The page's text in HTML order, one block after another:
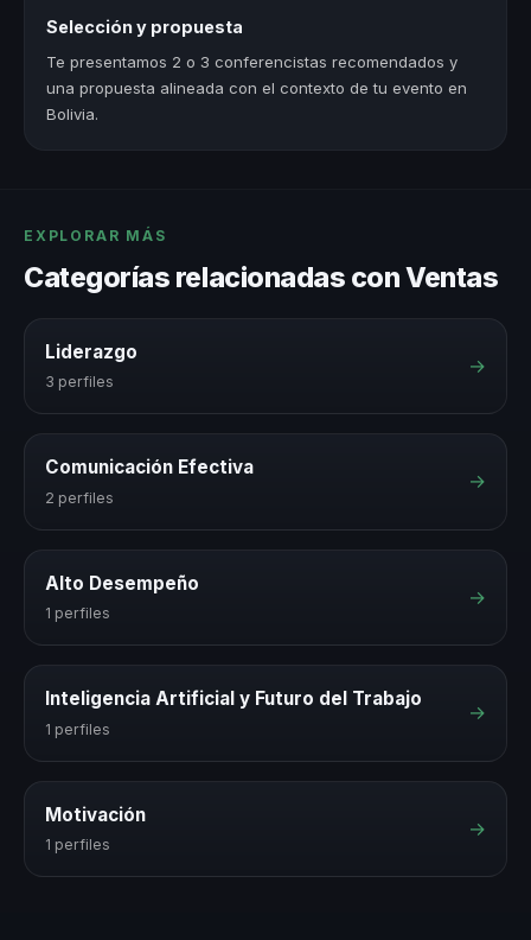
Selección y propuesta
Te presentamos 2 o 3 conferencistas recomendados y
una propuesta alineada con el contexto de tu evento en
Bolivia.
EXPLORAR MÁS
Categorías relacionadas con Ventas
Liderazgo
3 perfiles
→
Comunicación Efectiva
2 perfiles
→
Alto Desempeño
1 perfiles
→
Inteligencia Artificial y Futuro del Trabajo
1 perfiles
→
Motivación
1 perfiles
→